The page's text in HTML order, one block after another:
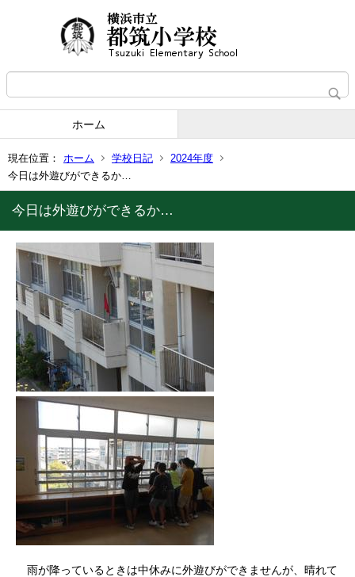
ホーム
現在位置： ホーム 学校日記
2024年度
今日は外遊びができるか…
今日は外遊びができるか…
雨が降っているときは中休みに外遊びができませんが、晴れて